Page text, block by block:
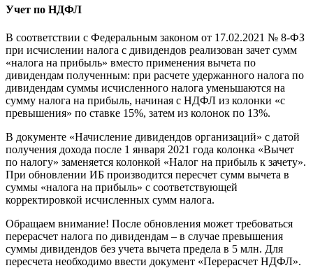
Учет по НДФЛ
В соответствии с Федеральным законом от 17.02.2021 № 8-ФЗ
при исчислении налога с дивидендов реализован зачет сумм
«налога на прибыль» вместо применения вычета по
дивидендам полученным: при расчете удержанного налога по
дивидендам суммы исчисленного налога уменьшаются на
сумму налога на прибыль, начиная с НДФЛ из колонки «с
превышения» по ставке 15%, затем из колонок по 13%.
В документе «Начисление дивидендов организаций» с датой
получения дохода после 1 января 2021 года колонка «Вычет
по налогу» заменяется колонкой «Налог на прибыль к зачету».
При обновлении ИБ производится пересчет сумм вычета в
суммы «налога на прибыль» с соответствующей
корректировкой исчисленных сумм налога.
Обращаем внимание! После обновления может требоваться
перерасчет налога по дивидендам – в случае превышения
суммы дивидендов без учета вычета предела в 5 млн. Для
пересчета необходимо ввести документ «Перерасчет НДФЛ».